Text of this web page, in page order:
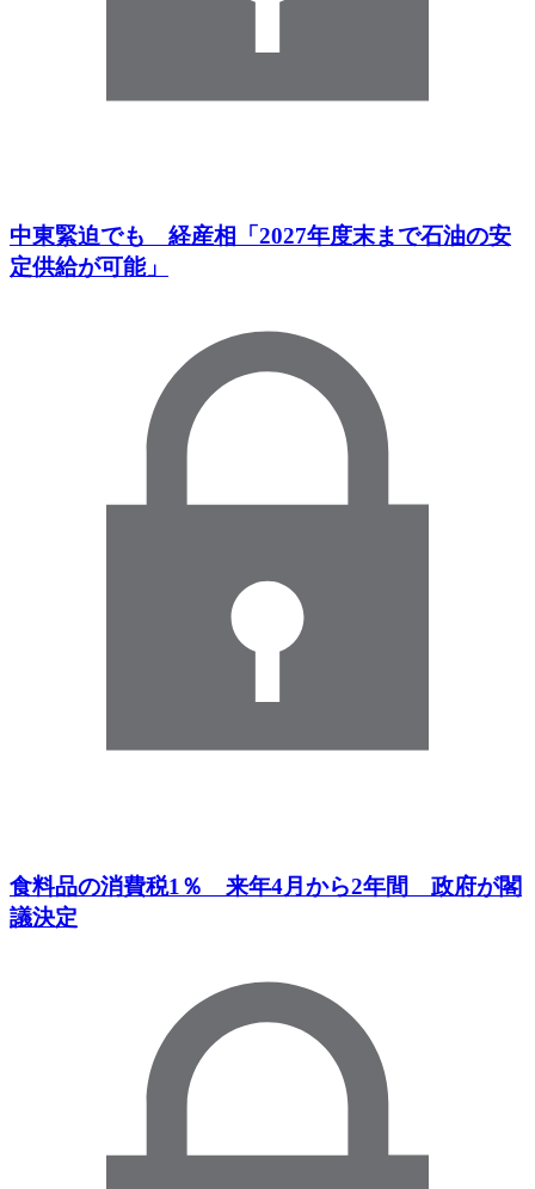
中東緊迫でも 経産相「2027年度末まで石油の安
定供給が可能」
食料品の消費税1％ 来年4月から2年間 政府が閣
議決定